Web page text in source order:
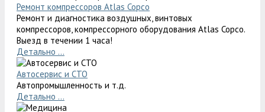
Ремонт компрессоров Atlas Copco
Ремонт и диагностика воздушных, винтовых
компрессоров, компрессорного оборудования Atlas Copco.
Выезд в течении 1 часа!
Детально ...
Автосервис и СТО
Автопромышленность и т.д.
Детально ...